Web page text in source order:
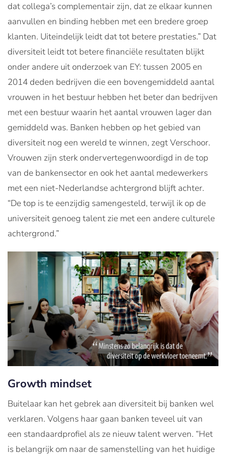
dat collega’s complementair zijn, dat ze elkaar kunnen
aanvullen en binding hebben met een bredere groep
klanten. Uiteindelijk leidt dat tot betere prestaties.” Dat
diversiteit leidt tot betere financiële resultaten blijkt
onder andere uit onderzoek van EY: tussen 2005 en
2014 deden bedrijven die een bovengemiddeld aantal
vrouwen in het bestuur hebben het beter dan bedrijven
met een bestuur waarin het aantal vrouwen lager dan
gemiddeld was. Banken hebben op het gebied van
diversiteit nog een wereld te winnen, zegt Verschoor.
Vrouwen zijn sterk ondervertegenwoordigd in de top
van de bankensector en ook het aantal medewerkers
met een niet-Nederlandse achtergrond blijft achter.
“De top is te eenzijdig samengesteld, terwijl ik op de
universiteit genoeg talent zie met een andere culturele
achtergrond.”
Growth mindset
Buitelaar kan het gebrek aan diversiteit bij banken wel
verklaren. Volgens haar gaan banken teveel uit van
een standaardprofiel als ze nieuw talent werven. “Het
is belangrijk om naar de samenstelling van het huidige